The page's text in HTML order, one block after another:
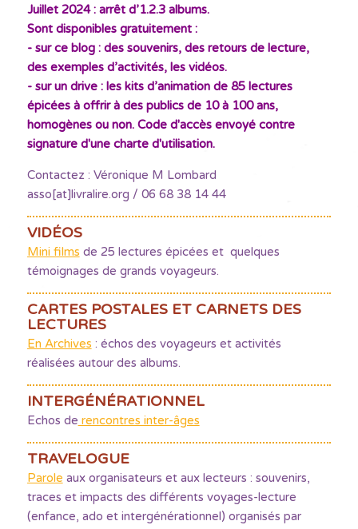
Juillet 2024 : arrêt d’1.2.3 albums.
Sont disponibles gratuitement :
- sur ce blog : des souvenirs, des retours de lecture,
des exemples d’activités, les vidéos.
- sur un drive : les kits d’animation de 85 lectures
épicées à offrir à des publics de 10 à 100 ans,
homogènes ou non. Code d'accès envoyé contre
signature d'une charte d'utilisation.
Contactez : Véronique M Lombard
asso[at]livralire.org / 06 68 38 14 44
VIDÉOS
Mini films de 25 lectures épicées et quelques
témoignages de grands voyageurs.
CARTES POSTALES ET CARNETS DES
LECTURES
En Archives : échos des voyageurs et activités
réalisées autour des albums.
INTERGÉNÉRATIONNEL
Echos de rencontres inter-âges
TRAVELOGUE
Parole aux organisateurs et aux lecteurs : souvenirs,
traces et impacts des différents voyages-lecture
(enfance, ado et intergénérationnel) organisés par